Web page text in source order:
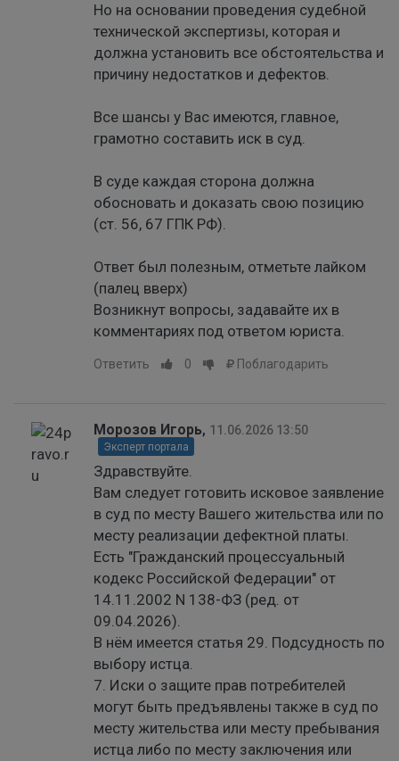
Но на основании проведения судебной
технической экспертизы, которая и
должна установить все обстоятельства и
причину недостатков и дефектов.
Все шансы у Вас имеются, главное,
грамотно составить иск в суд.
В суде каждая сторона должна
обосновать и доказать свою позицию
(ст. 56, 67 ГПК РФ).
Ответ был полезным, отметьте лайком
(палец вверх)
Возникнут вопросы, задавайте их в
комментариях под ответом юриста.
Ответить 0 Поблагодарить
Морозов Игорь, 11.06.2026 13:50
Эксперт портала
Здравствуйте.
Вам следует готовить исковое заявление
в суд по месту Вашего жительства или по
месту реализации дефектной платы.
Есть "Гражданский процессуальный
кодекс Российской Федерации" от
14.11.2002 N 138-ФЗ (ред. от
09.04.2026).
В нём имеется статья 29. Подсудность по
выбору истца.
7. Иски о защите прав потребителей
могут быть предъявлены также в суд по
месту жительства или месту пребывания
истца либо по месту заключения или